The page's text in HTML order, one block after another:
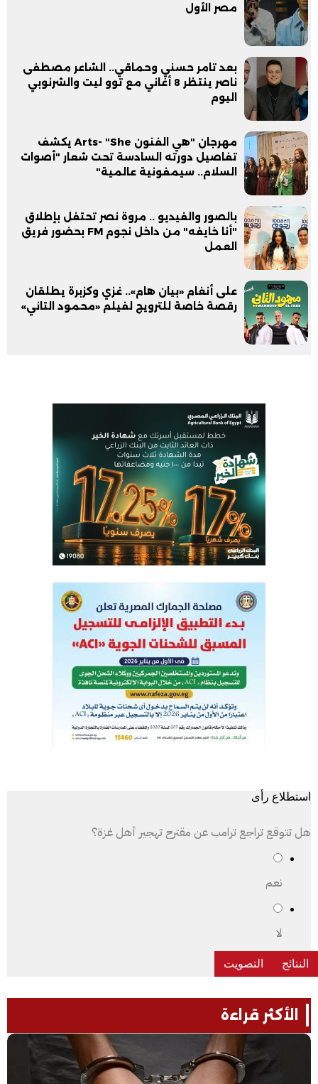
مصر الأول
بعد تامر حسني وحماقي.. الشاعر مصطفى
ناصر ينتظر 8 أغاني مع توو ليت والشرنوبي
اليوم
مهرجان "هي الفنون Arts- "She يكشف
تفاصيل دورته السادسة تحت شعار "أصوات
السلام.. سيمفونية عالمية"
بالصور والفيديو .. مروة نصر تحتفل بإطلاق
"أنا خايفه" من داخل نجوم FM بحضور فريق
العمل
على أنغام «بيان هام».. غزي وكزبرة يطلقان
رقصة خاصة للترويج لفيلم «محمود التاني»
استطلاع رأى
هل تتوقع تراجع ترامب عن مقترح تهجير أهل غزة؟
نعم
لا
الأكثر قراءة